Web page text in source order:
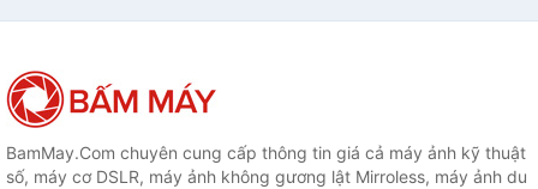
BamMay.Com chuyên cung cấp thông tin giá cả máy ảnh kỹ thuật
số, máy cơ DSLR, máy ảnh không gương lật Mirroless, máy ảnh du